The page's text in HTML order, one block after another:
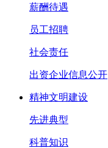
薪酬待遇
员工招聘
社会责任
出资企业信息公开
精神文明建设
先进典型
科普知识